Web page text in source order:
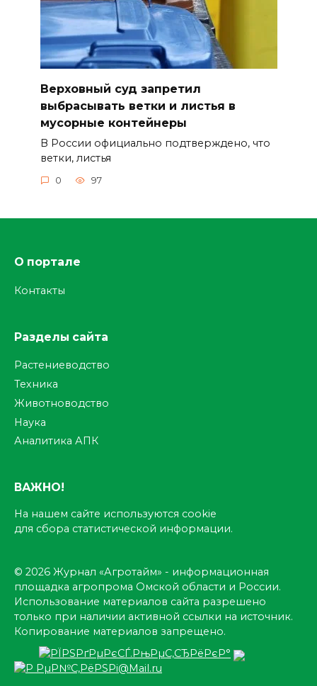
Верховный суд запретил
выбрасывать ветки и листья в
мусорные контейнеры
В России официально подтверждено, что
ветки, листья
0 97
О портале
Контакты
Разделы сайта
Растениеводство
Техника
Животноводство
Наука
Аналитика АПК
ВАЖНО!
На нашем сайте используются cookie
для сбора статистической информации.
© 2026 Журнал «Агротайм» - информационная
площадка агропрома Омской области и России.
Использование материалов сайта разрешено
только при наличии активной ссылки на источник.
Копирование материалов запрещено.